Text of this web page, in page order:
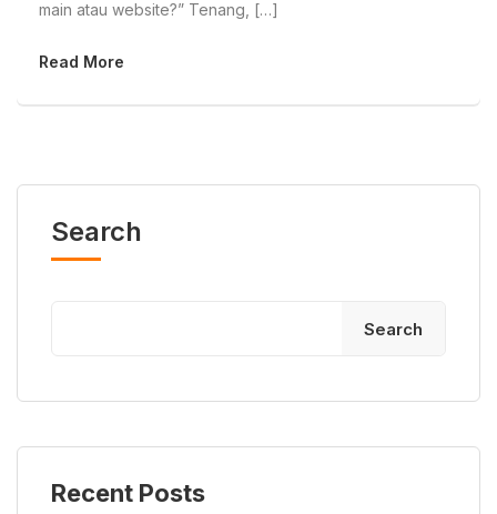
main atau website?” Tenang, […]
Read More
Search
Search
Recent Posts